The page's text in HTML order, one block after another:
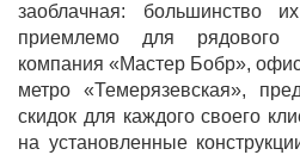
заоблачная: большинство
приемлемо для рядового
компания «Мастер Бобр»,
метро «Темерязевская»,
скидок для каждого своего
на установленные